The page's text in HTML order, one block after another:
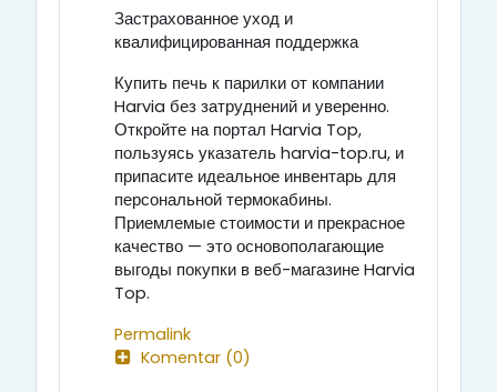
Застрахованное уход и
квалифицированная поддержка
Купить печь к парилки от компании
Harvia без затруднений и уверенно.
Откройте на портал Harvia Top,
пользуясь указатель harvia-top.ru, и
припасите идеальное инвентарь для
персональной термокабины.
Приемлемые стоимости и прекрасное
качество — это основополагающие
выгоды покупки в веб-магазине Harvia
Top.
Permalink
Komentar (0)